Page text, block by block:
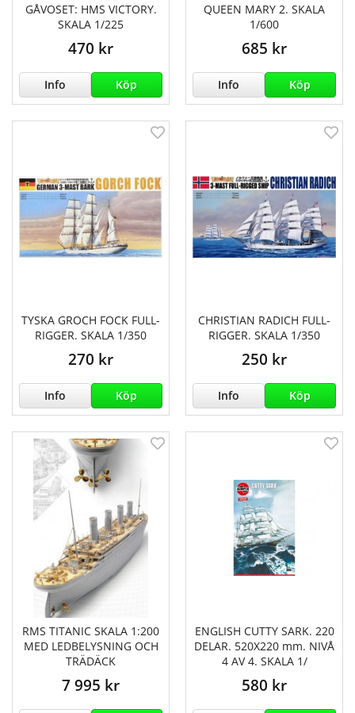
GÅVOSET: HMS VICTORY.
SKALA 1/225
470 kr
Info Köp
QUEEN MARY 2. SKALA
1/600
685 kr
Info Köp
TYSKA GROCH FOCK FULL-
RIGGER. SKALA 1/350
270 kr
Info Köp
CHRISTIAN RADICH FULL-
RIGGER. SKALA 1/350
250 kr
Info Köp
RMS TITANIC SKALA 1:200
MED LEDBELYSNING OCH
TRÄDÄCK
7 995 kr
ENGLISH CUTTY SARK. 220
DELAR. 520X220 mm. NIVÅ
4 AV 4. SKALA 1/
580 kr